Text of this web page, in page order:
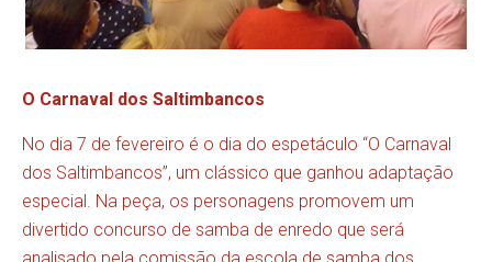
O Carnaval dos Saltimbancos
No dia 7 de fevereiro é o dia do espetáculo “O Carnaval
dos Saltimbancos”, um clássico que ganhou adaptação
especial. Na peça, os personagens promovem um
divertido concurso de samba de enredo que será